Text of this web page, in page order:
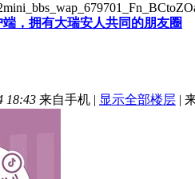
，拥有大瑞安人共同的朋友圈
18:43 来自手机 | 显示全部楼层 |